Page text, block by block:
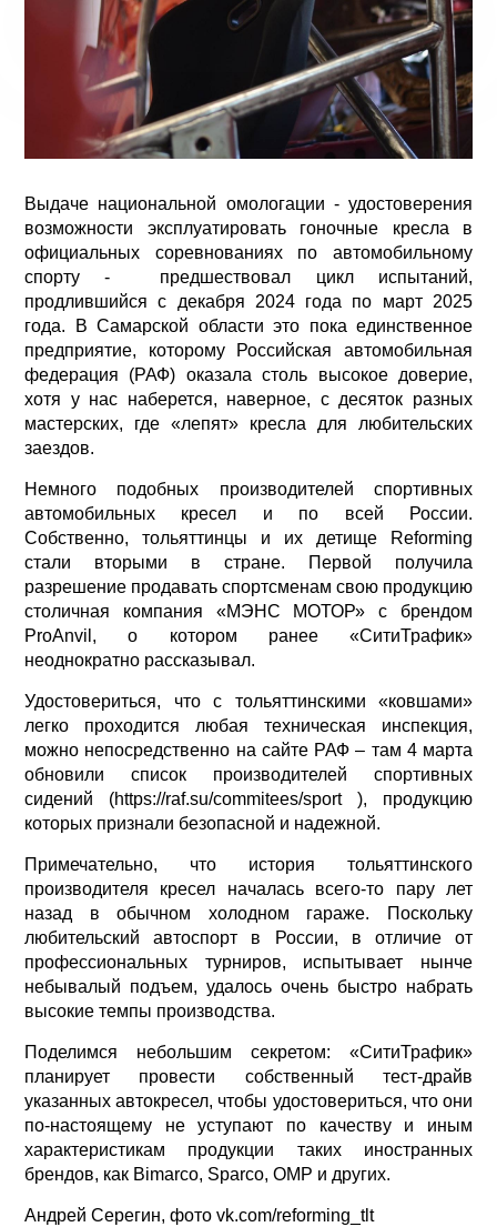
Выдаче национальной омологации - удостоверения
возможности эксплуатировать гоночные кресла в
официальных соревнованиях по автомобильному
спорту - предшествовал цикл испытаний,
продлившийся с декабря 2024 года по март 2025
года. В Самарской области это пока единственное
предприятие, которому Российская автомобильная
федерация (РАФ) оказала столь высокое доверие,
хотя у нас наберется, наверное, с десяток разных
мастерских, где «лепят» кресла для любительских
заездов.
Немного подобных производителей спортивных
автомобильных кресел и по всей России.
Собственно, тольяттинцы и их детище Reforming
стали вторыми в стране. Первой получила
разрешение продавать спортсменам свою продукцию
столичная компания «МЭНС МОТОР» с брендом
ProAnvil, о котором ранее «СитиТрафик»
неоднократно рассказывал.
Удостовериться, что с тольяттинскими «ковшами»
легко проходится любая техническая инспекция,
можно непосредственно на сайте РАФ – там 4 марта
обновили список производителей спортивных
сидений (https://raf.su/commitees/sport ), продукцию
которых признали безопасной и надежной.
Примечательно, что история тольяттинского
производителя кресел началась всего-то пару лет
назад в обычном холодном гараже. Поскольку
любительский автоспорт в России, в отличие от
профессиональных турниров, испытывает нынче
небывалый подъем, удалось очень быстро набрать
высокие темпы производства.
Поделимся небольшим секретом: «СитиТрафик»
планирует провести собственный тест-драйв
указанных автокресел, чтобы удостовериться, что они
по-настоящему не уступают по качеству и иным
характеристикам продукции таких иностранных
брендов, как Bimarco, Sparco, OMP и других.
Андрей Серегин, фото vk.com/reforming_tlt